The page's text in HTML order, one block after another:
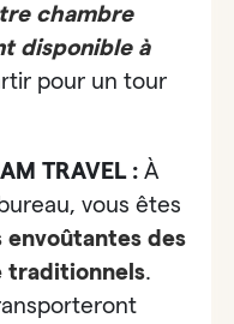
chambre
disponible à
pour un tour
TRAVEL : À
vous êtes
envoûtantes des
traditionnels.